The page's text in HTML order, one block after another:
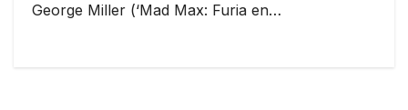
George Miller (‘Mad Max: Furia en…